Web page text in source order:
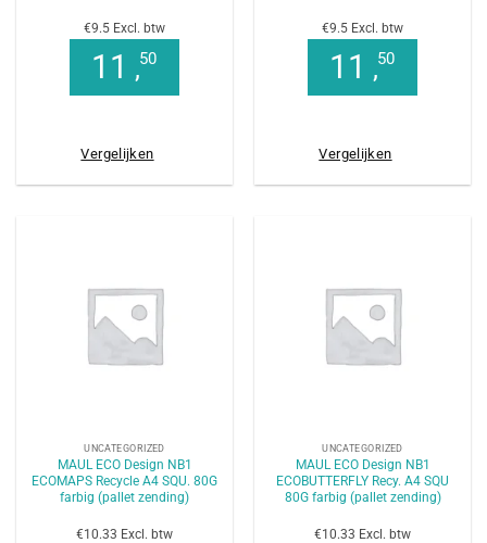
€9.5 Excl. btw
11 ,50
Vergelijken
€9.5 Excl. btw
11 ,50
Vergelijken
UNCATEGORIZED
MAUL ECO Design NB1
ECOMAPS Recycle A4 SQU. 80G
farbig (pallet zending)
€10.33 Excl. btw
UNCATEGORIZED
MAUL ECO Design NB1
ECOBUTTERFLY Recy. A4 SQU
80G farbig (pallet zending)
€10.33 Excl. btw